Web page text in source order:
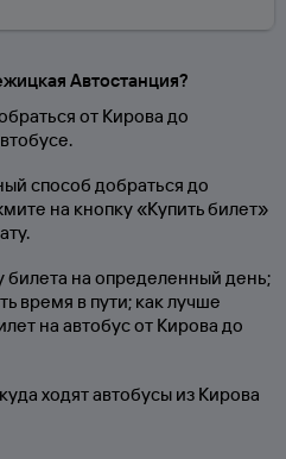
Автостанция?
от Кирова до
способ добраться до
на кнопку «Купить билет»
билета на определенный день;
время в пути; как лучше
на автобус от Кирова до
ходят автобусы из Кирова